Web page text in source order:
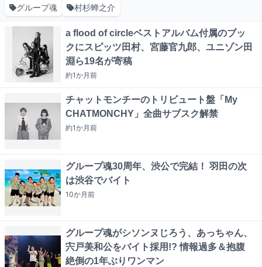
グループ魂 村杉蝉之介
a flood of circleベストアルバム付属のブッ
クにスピッツ田村、宮藤官九郎、ユニゾン田
淵ら19名が寄稿
約1か月前
チャットモンチーのトリビュート盤「My
CHATMONCHY」全曲サブスク解禁
約1か月前
グループ魂30周年、渋公で完結！ 羽田の次
は渋谷でバイト
10か月前
グループ魂がシソンヌじろう、あっちゃん、
宍戸美和公をバイト採用!? 情報過多＆抱腹
絶倒の1年ぶりワンマン